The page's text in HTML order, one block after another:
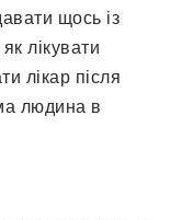
щось із
лікувати
лікар після
людина в